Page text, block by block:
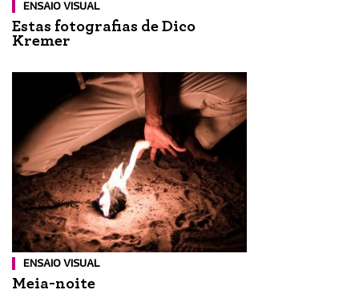
ENSAIO VISUAL
Estas fotografias de Dico
Kremer
ENSAIO VISUAL
Meia-noite